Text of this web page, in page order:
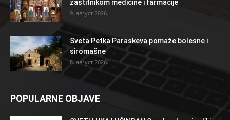
zaštitnikom medicine i farmacije
9. август 2026.
Sveta Petka Paraskeva pomaže bolesne i
siromašne
8. август 2026.
POPULARNE OBJAVE